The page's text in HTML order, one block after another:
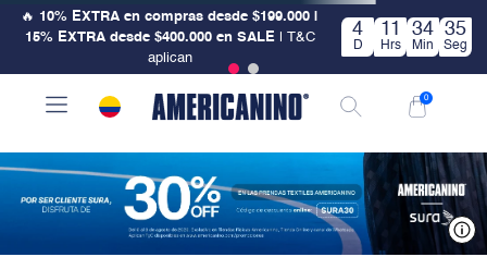
🔥 10% EXTRA en compras desde $199.000 |
15% EXTRA desde $400.000 en SALE| T&C
aplican
4
D
11
Hrs
34
Min
34
Seg
0